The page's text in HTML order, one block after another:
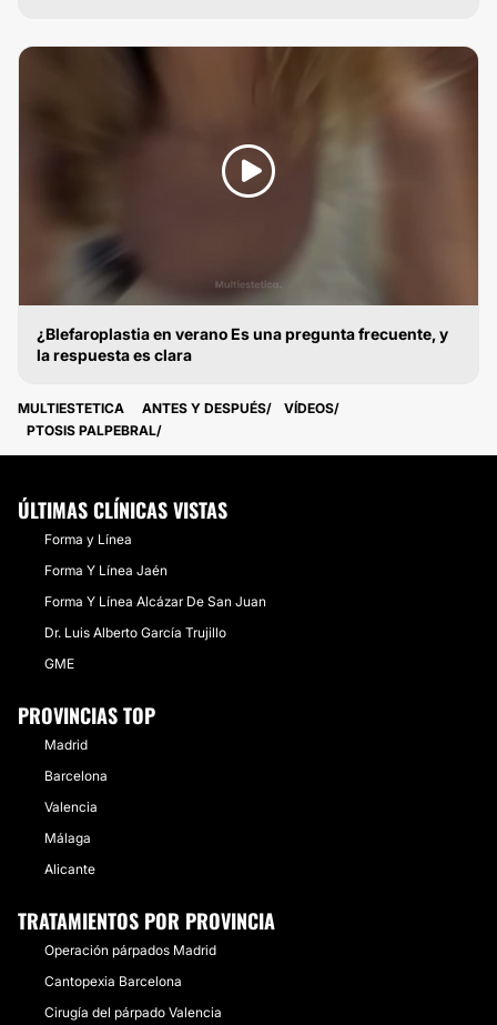
¿Blefaroplastia en verano Es una pregunta frecuente, y
la respuesta es clara
MULTIESTETICA ANTES Y DESPUÉS
VÍDEOS
PTOSIS PALPEBRAL
ÚLTIMAS CLÍNICAS VISTAS
Forma y Línea
Forma Y Línea Jaén
Forma Y Línea Alcázar De San Juan
Dr. Luis Alberto García Trujillo
GME
PROVINCIAS TOP
Madrid
Barcelona
Valencia
Málaga
Alicante
TRATAMIENTOS POR PROVINCIA
Operación párpados Madrid
Cantopexia Barcelona
Cirugía del párpado Valencia